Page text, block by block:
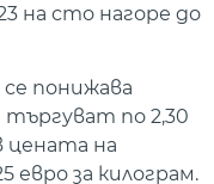
на сто нагоре до
се понижава
търгуват по 2,30
цената на
евро за килограм.